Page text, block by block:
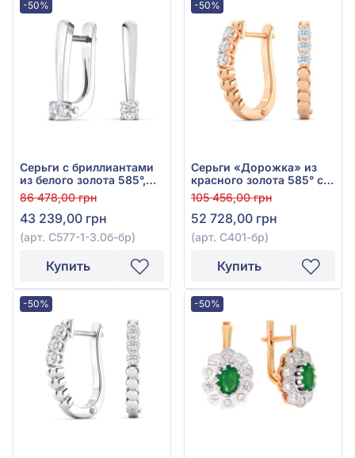
-50%
Серьги с бриллиантами
из белого золота 585°,
Бриллиант 0,2ct, арт.
С577-1-3.0б-бр
86 478,00 грн
43 239,00 грн
(арт. С577-1-3.0б-бр)
Купить
-50%
Серьги «Дорожка» из
красного золота 585° с
бриллиантами 0,24ct,
арт. С401к-бр
105 456,00 грн
52 728,00 грн
(арт. С401-бр)
Купить
-50% -50%